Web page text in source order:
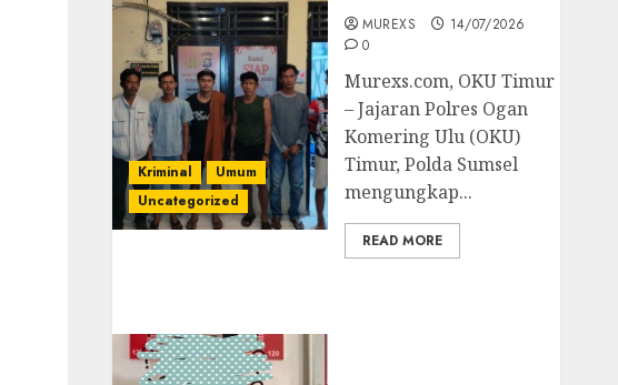
Kriminal
Umum
Uncategorized
MUREXS
14/07/2026
0
Murexs.com, OKU Timur
– Jajaran Polres Ogan
Komering Ulu (OKU)
Timur, Polda Sumsel
mengungkap...
READ MORE